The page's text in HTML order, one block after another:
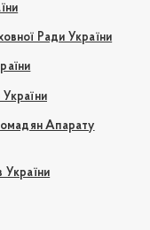
Ради України
Апарату
України